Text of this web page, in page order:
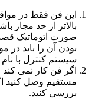
این فن فقط در
بالاتر از حد مجاز
صورت اتوماتیک
بودن آن را باید
سیستم کنترل با
اگر فن کار نمی کند
مستقیم وصل کنید
بررسی کنید.